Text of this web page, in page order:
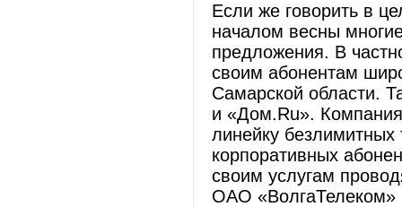
Если же говорить в
началом весны
предложения. В
своим абонентам
Самарской области.
и «Дом.Ru».
линейку
корпоративных
своим услугам
ОАО